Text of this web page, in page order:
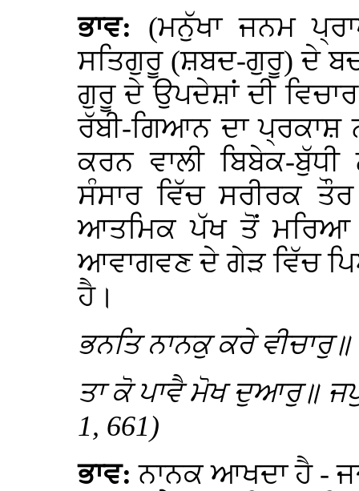
ਭਾਵ: (ਮਨੁੱਖਾ ਜਨਮ
ਸਤਿਗੁਰੂ (ਸ਼ਬਦ-ਗੁਰੂ) ਦੇ
ਗੁਰੂ ਦੇ ਉਪਦੇਸ਼ਾਂ ਦੀ
ਰੱਬੀ-ਗਿਆਨ ਦਾ
ਕਰਨ ਵਾਲੀ ਬਿਬੇਕ-
ਸੰਸਾਰ ਵਿੱਚ ਸਰੀਰਕ
ਆਤਮਿਕ ਪੱਖ ਤੋਂ
ਆਵਾਗਵਣ ਦੇ ਗੇੜ ਵਿੱਚ
ਹੈ।
ਭਨਤਿ ਨਾਨਕੁ ਕਰੇ
ਤਾ ਕੋ ਪਾਵੈ ਮੋਖ ਦੁਆਰੁ॥
1, 661)
ਭਾਵ:ਨਾਨਕ ਆਖਦਾ ਹੈ -